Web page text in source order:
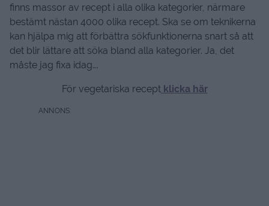
finns massor av recept i alla olika kategorier, närmare
bestämt nästan 4000 olika recept. Ska se om teknikerna
kan hjälpa mig att förbättra sökfunktionerna snart så att
det blir lättare att söka bland alla kategorier. Ja, det
måste jag fixa idag….
För vegetariska receptklicka här